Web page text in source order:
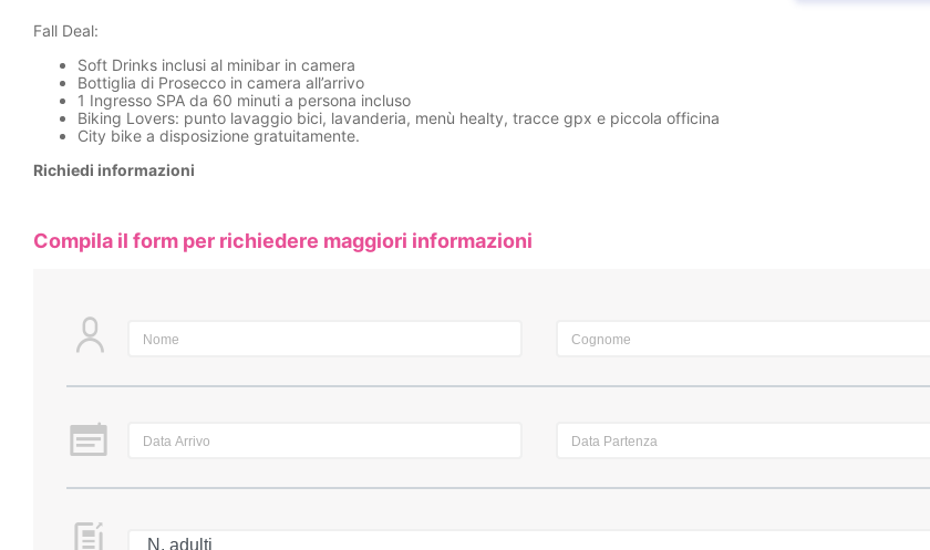
Fall Deal:
Soft Drinks inclusi al minibar in camera
Bottiglia di Prosecco in camera all’arrivo
1 Ingresso SPA da 60 minuti a persona incluso
Biking Lovers: punto lavaggio bici, lavanderia, menù healty, tracce gpx e piccola officina
City bike a disposizione gratuitamente.
Richiedi informazioni
Compila il form per richiedere maggiori informazioni